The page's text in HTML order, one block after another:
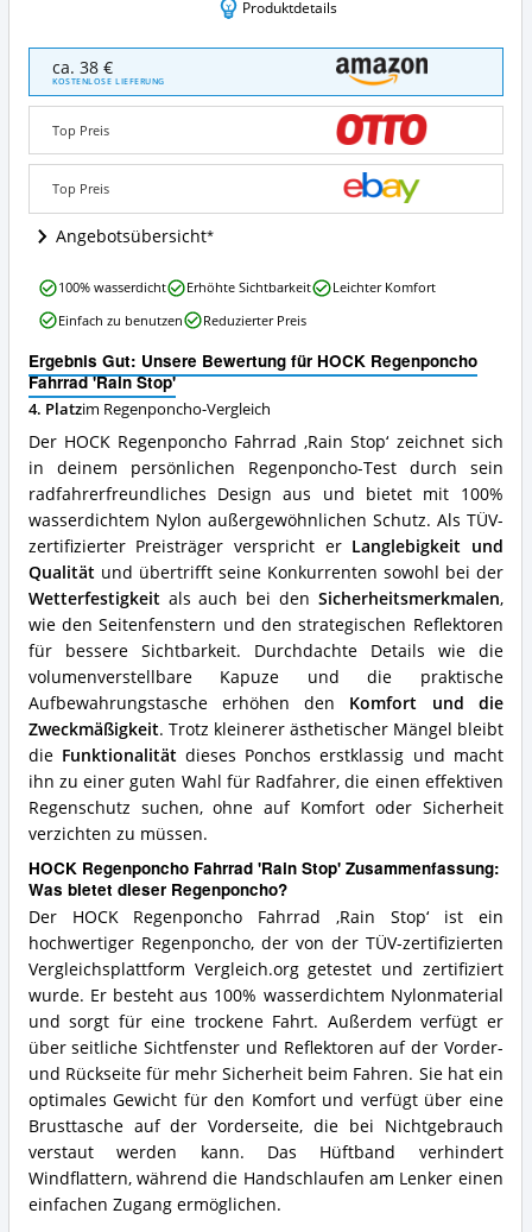
Produktdetails
Regenponcho
Fahrrad
'Rain
Stop'
Angebote:
ist
dieser
Regenponcho
ca. 38 €
KOSTENLOSE LIEFERUNG
Top Preis
Top Preis
Angebotsübersicht
Ergebnis Gut: Unsere Bewertung für HOCK Regenponcho
Fahrrad 'Rain Stop'
4. Platzim Regenponcho-Vergleich
Der HOCK Regenponcho Fahrrad ‚Rain Stop‘ zeichnet sich
in deinem persönlichen Regenponcho-Test durch sein
radfahrerfreundliches Design aus und bietet mit 100%
wasserdichtem Nylon außergewöhnlichen Schutz. Als TÜV-
zertifizierter Preisträger verspricht er Langlebigkeit und
Qualität und übertrifft seine Konkurrenten sowohl bei der
Wetterfestigkeit als auch bei den Sicherheitsmerkmalen,
wie den Seitenfenstern und den strategischen Reflektoren
für bessere Sichtbarkeit. Durchdachte Details wie die
volumenverstellbare Kapuze und die praktische
Aufbewahrungstasche erhöhen den Komfort und die
Zweckmäßigkeit. Trotz kleinerer ästhetischer Mängel bleibt
die Funktionalität dieses Ponchos erstklassig und macht
ihn zu einer guten Wahl für Radfahrer, die einen effektiven
Regenschutz suchen, ohne auf Komfort oder Sicherheit
verzichten zu müssen.
HOCK Regenponcho Fahrrad 'Rain Stop' Zusammenfassung:
Was bietet dieser Regenponcho?
Der HOCK Regenponcho Fahrrad ‚Rain Stop‘ ist ein
hochwertiger Regenponcho, der von der TÜV-zertifizierten
Vergleichsplattform Vergleich.org getestet und zertifiziert
wurde. Er besteht aus 100% wasserdichtem Nylonmaterial
und sorgt für eine trockene Fahrt. Außerdem verfügt er
über seitliche Sichtfenster und Reflektoren auf der Vorder-
und Rückseite für mehr Sicherheit beim Fahren. Sie hat ein
optimales Gewicht für den Komfort und verfügt über eine
Brusttasche auf der Vorderseite, die bei Nichtgebrauch
verstaut werden kann. Das Hüftband verhindert
Windflattern, während die Handschlaufen am Lenker einen
einfachen Zugang ermöglichen.
HOCK
Regenponcho
Fahrrad
Stop'
Vorteile:
Was
spricht
für
diesen
Regenponcho?
100% wasserdicht Erhöhte Sichtbarkeit
Leichter Komfort
Einfach zu benutzen
Reduzierter Preis